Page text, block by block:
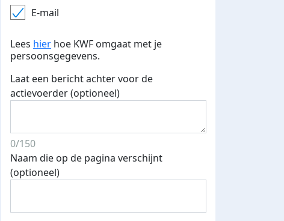
E-mail
Lees hier hoe KWF omgaat met je
persoonsgegevens.
Laat een bericht achter voor de
actievoerder (optioneel)
0/150
Naam die op de pagina verschijnt
(optioneel)